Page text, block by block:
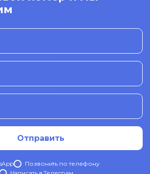
Отправить
Позвонить по телефону